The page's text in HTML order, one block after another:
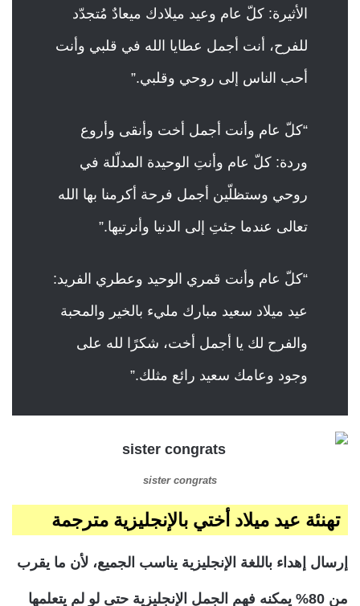
الأثيرة: كلّ عام وعيد ميلادك ميعادٌ مُتجدّد
للفرح، أنت أجمل عطايا الله في قلبي وأنت
أحب الناس إلى روحي وقلبي.”
“كلّ عام وأنت أجمل أخت وأنقى وأروع
وردة: كلّ عام وأنتِ الوحيدة المدلّلة في
روحي وستظلّين أجمل فرحة أكرمنا بها الله
تعالى عندما جئتِ إلى الدنيا وأنرتيها.”
“كلّ عام وأنت قمري الوحيد وعطري الفريد:
عيد ميلاد سعيد مبارك مليء بالخير والمحبة
والفرح لك يا أجمل أخت، شكرًا لله على
وجود وعامك سعيد رائع مثلك.”
sister congrats
تهنئة عيد ميلاد أختي بالإنجليزية مترجمة
إرسال إهداء باللغة الإنجليزية يناسب الجميع، لأن ما يقرب
من 80% يمكنه فهم الجمل الإنجليزية حتى لو لم يتعلمها